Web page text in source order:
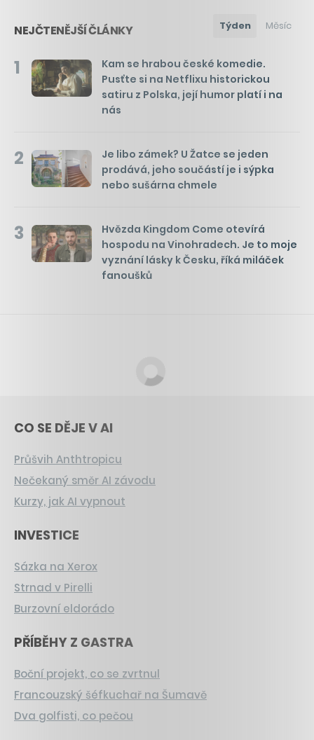
NEJČTENĚJŠÍ ČLÁNKY Týden Měsíc
1
Kam se hrabou české komedie.
Pusťte si na Netflixu historickou
satiru z Polska, její humor platí i na
nás
2
Je libo zámek? U Žatce se jeden
prodává, jeho součástí je i sýpka
nebo sušárna chmele
3
Hvězda Kingdom Come otevírá
hospodu na Vinohradech. Je to moje
vyznání lásky k Česku, říká miláček
fanoušků
CO SE DĚJE V AI
Průšvih Anthtropicu
Nečekaný směr AI závodu
Kurzy, jak AI vypnout
INVESTICE
Sázka na Xerox
Strnad v Pirelli
Burzovní eldorádo
PŘÍBĚHY Z GASTRA
Boční projekt, co se zvrtnul
Francouzský šéfkuchař na Šumavě
Dva golfisti, co pečou